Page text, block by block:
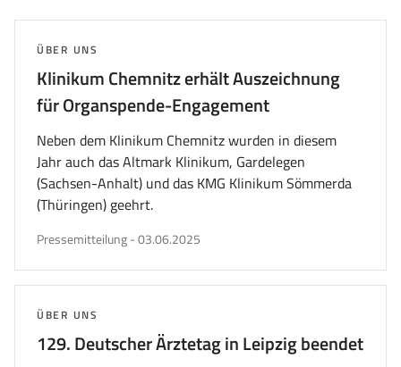
Seite
wechseln
Seite
Seite
Seite
Klinikum Chemnitz erhält Auszeichnung
für Organspende-Engagement
THEMA:
ÜBER UNS
Neben dem Klinikum Chemnitz wurden in diesem
Jahr auch das Altmark Klinikum, Gardelegen
(Sachsen-Anhalt) und das KMG Klinikum Sömmerda
(Thüringen) geehrt.
Pressemitteilungveröffentlicht
-03.06.2025
129. Deutscher Ärztetag in Leipzig beendet
THEMA:
ÜBER UNS